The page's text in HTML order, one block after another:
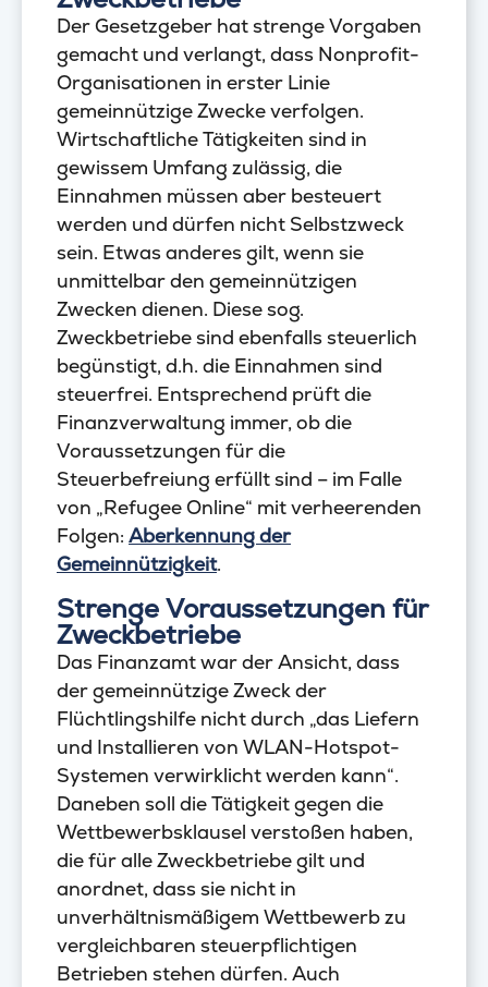
Der Gesetzgeber hat strenge Vorgaben
gemacht und verlangt, dass Nonprofit-
Organisationen in erster Linie
gemeinnützige Zwecke verfolgen.
Wirtschaftliche Tätigkeiten sind in
gewissem Umfang zulässig, die
Einnahmen müssen aber besteuert
werden und dürfen nicht Selbstzweck
sein. Etwas anderes gilt, wenn sie
unmittelbar den gemeinnützigen
Zwecken dienen. Diese sog.
Zweckbetriebe sind ebenfalls steuerlich
begünstigt, d.h. die Einnahmen sind
steuerfrei. Entsprechend prüft die
Finanzverwaltung immer, ob die
Voraussetzungen für die
Steuerbefreiung erfüllt sind – im Falle
von „Refugee Online“ mit verheerenden
Folgen: Aberkennung der
Gemeinnützigkeit.
Strenge Voraussetzungen für
Zweckbetriebe
Das Finanzamt war der Ansicht, dass
der gemeinnützige Zweck der
Flüchtlingshilfe nicht durch „das Liefern
und Installieren von WLAN-Hotspot-
Systemen verwirklicht werden kann“.
Daneben soll die Tätigkeit gegen die
Wettbewerbsklausel verstoßen haben,
die für alle Zweckbetriebe gilt und
anordnet, dass sie nicht in
unverhältnismäßigem Wettbewerb zu
vergleichbaren steuerpflichtigen
Betrieben stehen dürfen. Auch